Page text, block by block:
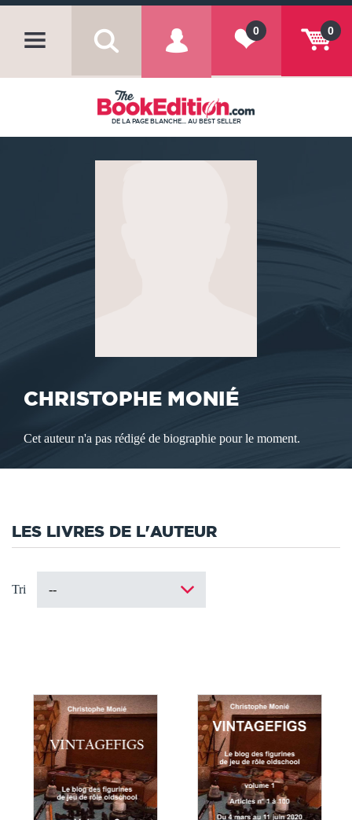
0
0
DE LA PAGE BLANCHE... AU BEST SELLER
CHRISTOPHE MONIÉ
Cet auteur n'a pas rédigé de biographie pour le moment.
LES LIVRES DE L'AUTEUR
Tri